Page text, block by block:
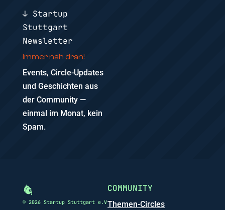
↓ Startup
Stuttgart
Newsletter
Immer nah dran!
Events, Circle-Updates
und Geschichten aus
der Community —
einmal im Monat, kein
Spam.
© 2026 Startup Stuttgart e.V
COMMUNITY
Themen-Circles